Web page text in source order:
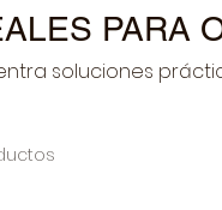
PARA
soluciones